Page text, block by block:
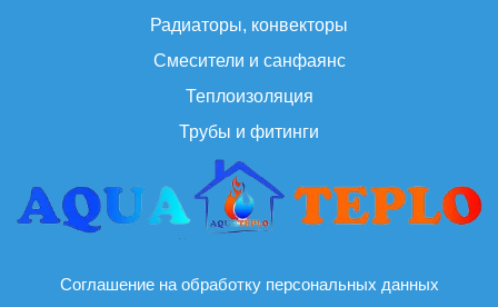
Радиаторы, конвекторы
Смесители и санфаянс
Теплоизоляция
Трубы и фитинги
Соглашение на обработку персональных данных